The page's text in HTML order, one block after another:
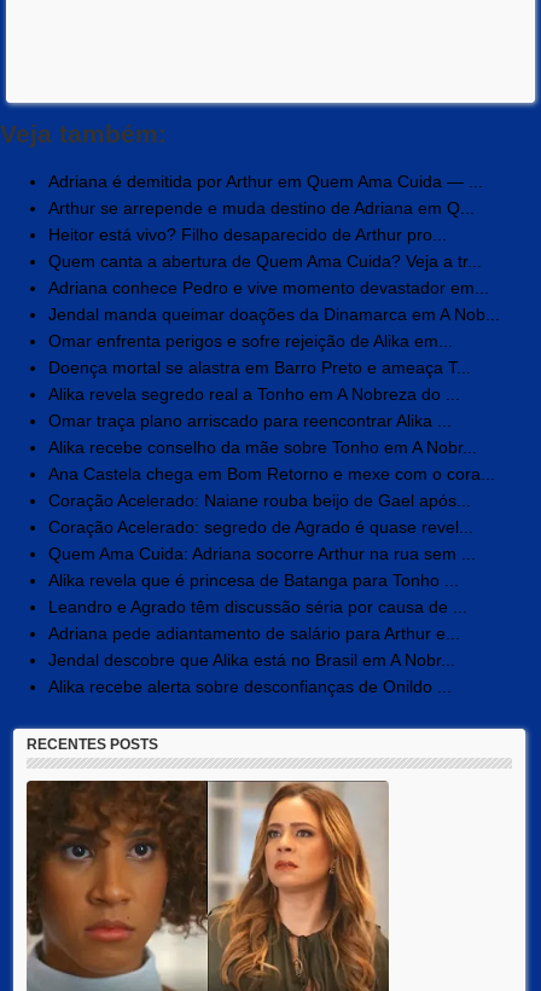
Veja também:
Adriana é demitida por Arthur em Quem Ama Cuida — ...
Arthur se arrepende e muda destino de Adriana em Q...
Heitor está vivo? Filho desaparecido de Arthur pro...
Quem canta a abertura de Quem Ama Cuida? Veja a tr...
Adriana conhece Pedro e vive momento devastador em...
Jendal manda queimar doações da Dinamarca em A Nob...
Omar enfrenta perigos e sofre rejeição de Alika em...
Doença mortal se alastra em Barro Preto e ameaça T...
Alika revela segredo real a Tonho em A Nobreza do ...
Omar traça plano arriscado para reencontrar Alika ...
Alika recebe conselho da mãe sobre Tonho em A Nobr...
Ana Castela chega em Bom Retorno e mexe com o cora...
Coração Acelerado: Naiane rouba beijo de Gael após...
Coração Acelerado: segredo de Agrado é quase revel...
Quem Ama Cuida: Adriana socorre Arthur na rua sem ...
Alika revela que é princesa de Batanga para Tonho ...
Leandro e Agrado têm discussão séria por causa de ...
Adriana pede adiantamento de salário para Arthur e...
Jendal descobre que Alika está no Brasil em A Nobr...
Alika recebe alerta sobre desconfianças de Onildo ...
RECENTES POSTS